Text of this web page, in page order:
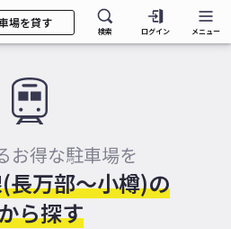
場を貸す
検索 ログイン メニュー
お得な駐車場を
長万部～小樽)の
ら探す